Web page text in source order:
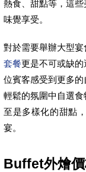
熱食、甜點等，這
味覺享受。
對於需要舉辦大型宴
套餐更是不可或缺
位賓客感受到更多
輕鬆的氛圍中自選
至是多樣化的甜點
宴。
Buffet外燴